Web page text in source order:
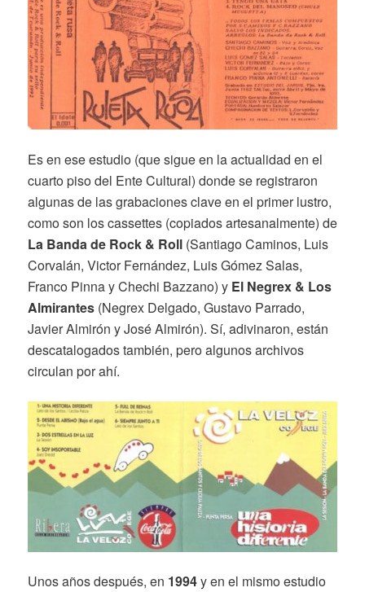
Es en ese estudio (que sigue en la actualidad en el
cuarto piso del Ente Cultural) donde se registraron
algunas de las grabaciones clave en el primer lustro,
como son los cassettes (copiados artesanalmente) de
La Banda de Rock & Roll(Santiago Caminos, Luis
Corvalán, Victor Fernández, Luis Gómez Salas,
Franco Pinna y Chechi Bazzano) y El Negrex & Los
Almirantes(Negrex Delgado, Gustavo Parrado,
Javier Almirón y José Almirón). Sí, adivinaron, están
descatalogados también, pero algunos archivos
circulan por ahí.
Unos años después, en 1994y en el mismo estudio